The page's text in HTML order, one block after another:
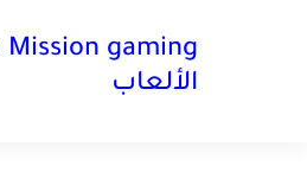
الألعاب